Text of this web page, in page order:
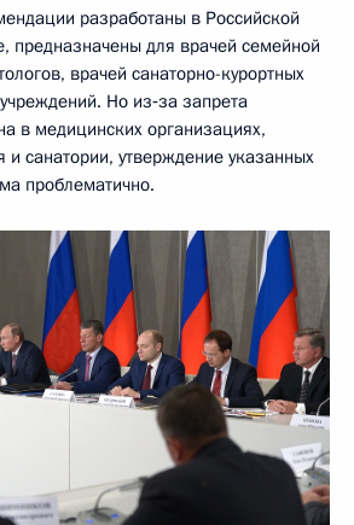
разработаны в Российской
предназначены для врачей семейной
врачей санаторно-курортных
Но из‑за запрета
в медицинских организациях,
и санатории, утверждение указанных
проблематично.